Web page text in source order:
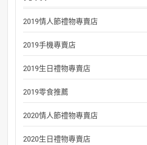
2019情人節禮物專賣店
2019手機專賣店
2019生日禮物專賣店
2019零食推薦
2020情人節禮物專賣店
2020生日禮物專賣店